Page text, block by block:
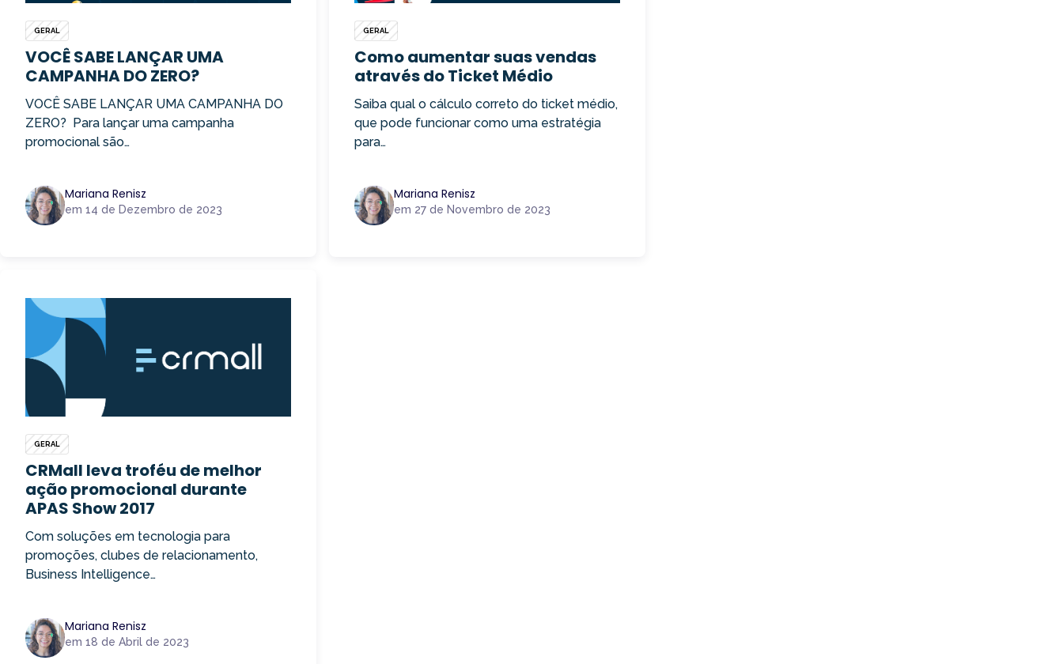
GERAL
VOCÊ SABE LANÇAR UMA
CAMPANHA DO ZERO?
VOCÊ SABE LANÇAR UMA CAMPANHA DO
ZERO? Para lançar uma campanha
promocional são…
Mariana Renisz
em 14 de Dezembro de 2023
GERAL
Como aumentar suas vendas
através do Ticket Médio
Saiba qual o cálculo correto do ticket médio,
que pode funcionar como uma estratégia
para…
Mariana Renisz
em 27 de Novembro de 2023
GERAL
CRMall leva troféu de melhor
ação promocional durante
APAS Show 2017
Com soluções em tecnologia para
promoções, clubes de relacionamento,
Business Intelligence…
Mariana Renisz
em 18 de Abril de 2023